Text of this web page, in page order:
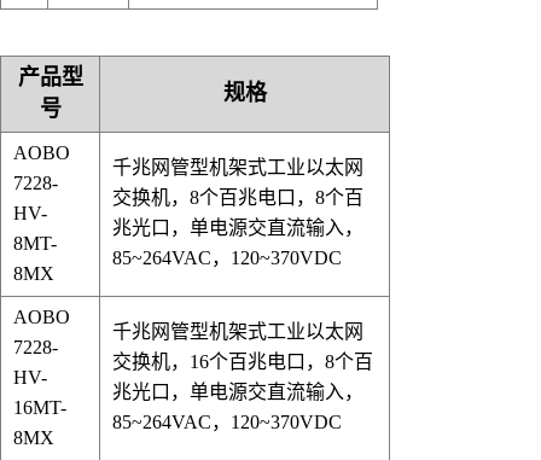
产品型
号
规格
AOBO
7228-
HV-
8MT-
8MX
千兆网管型机架式工业以太网
交换机，8个百兆电口，8个百
兆光口， 单电源交直流输入，
85~264VAC，120~370VDC
AOBO
7228-
HV-
16MT-
8MX
千兆网管型机架式工业以太网
交换机， 16个百兆电口，8个百
兆光口 ， 单电源交直流输入，
85~264VAC，120~370VDC